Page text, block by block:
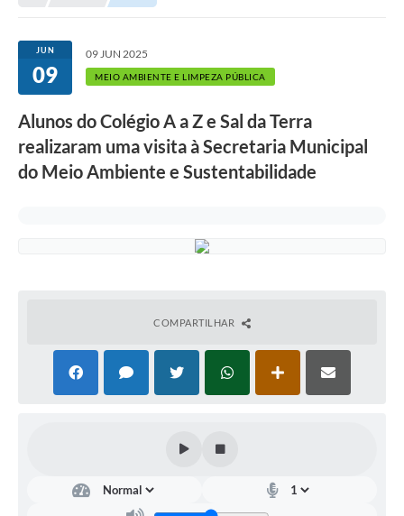
JUN
09
09 JUN 2025
MEIO AMBIENTE E LIMPEZA PÚBLICA
Alunos do Colégio A a Z e Sal da Terra
realizaram uma visita à Secretaria Municipal
do Meio Ambiente e Sustentabilidade
COMPARTILHAR